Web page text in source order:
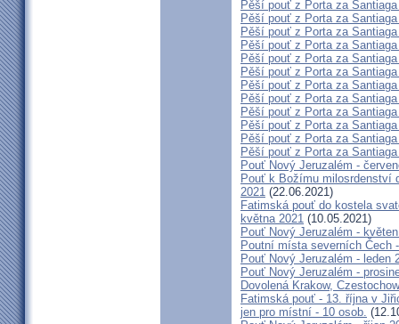
Pěší pouť z Porta za
Pěší pouť z Porta za
Pěší pouť z Porta za
Pěší pouť z Porta za
Pěší pouť z Porta za
Pěší pouť z Porta za
Pěší pouť z Porta za
Pěší pouť z Porta za
Pěší pouť z Porta za
Pěší pouť z Porta za
Pěší pouť z Porta za
Pěší pouť z Porta za
Pouť Nový Jeruzalém -
Pouť k Božímu milosrdenství
2021 (22.06.2021)
Fatimská pouť do kostela
května 2021 (10.05.2021)
Pouť Nový Jeruzalém -
Poutní místa severních Čech
Pouť Nový Jeruzalém - leden
Pouť Nový Jeruzalém -
Dovolená Krakow,
Fatimská pouť - 13. října v
jen pro místní - 10 osob.